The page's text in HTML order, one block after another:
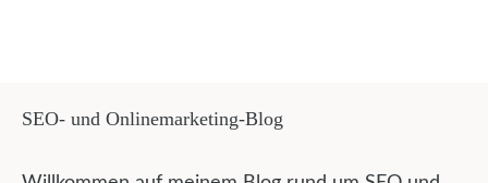
SEO- und Onlinemarketing-Blog